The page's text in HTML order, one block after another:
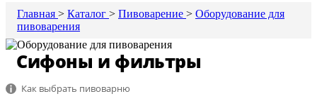
Главная > Каталог > Пивоварение > Оборудование для
пивоварения
Сифоны и фильтры
Как выбрать пивоварню